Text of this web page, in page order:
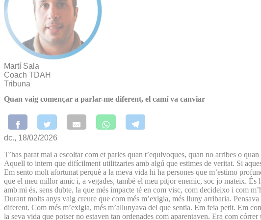
Martí Sala
Coach TDAH
Tribuna
Quan vaig començar a parlar-me diferent, el camí va canviar
dc., 18/02/2026
T’has parat mai a escoltar com et parles quan t’equivoques, quan no arribes o
Aquell to intern que difícilment utilitzaries amb algú que estimes de veritat. Si
Em sento molt afortunat perquè a la meva vida hi ha persones que m’estimo
que el meu millor amic i, a vegades, també el meu pitjor enemic, soc jo mateix.
amb mi és, sens dubte, la que més impacte té en com visc, com decideixo i com
Durant molts anys vaig creure que com més m’exigia, més lluny arribaria.
diferent. Com més m’exigia, més m’allunyava del que sentia. Em feia petit. Em
la seva vida que potser no estaven tan ordenades com aparentaven. Era com